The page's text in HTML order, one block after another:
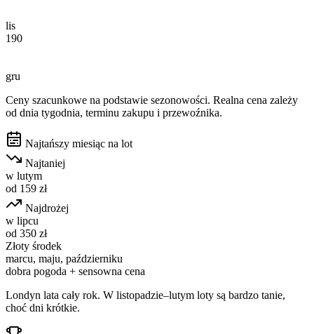
lis
190
gru
Ceny szacunkowe na podstawie sezonowości. Realna cena zależy
od dnia tygodnia, terminu zakupu i przewoźnika.
Najtańszy miesiąc na lot
Najtaniej
w lutym
od 159 zł
Najdrożej
w lipcu
od 350 zł
Złoty środek
marcu, maju, październiku
dobra pogoda + sensowna cena
Londyn lata cały rok. W listopadzie–lutym loty są bardzo tanie,
choć dni krótkie.